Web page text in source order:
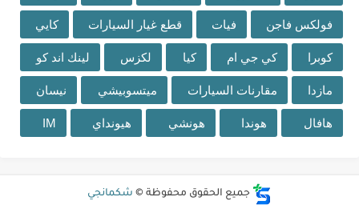
فولكس فاجن فيات قطع غيار السيارات كايي
كوبرا كي جي ام كيا لكزس لينك اند كو
مازدا مقارنات السيارات ميتسوبيشي نيسان
هافال هوندا هونشي هيونداي IM
جميع الحقوق محفوظة © شكمانجي